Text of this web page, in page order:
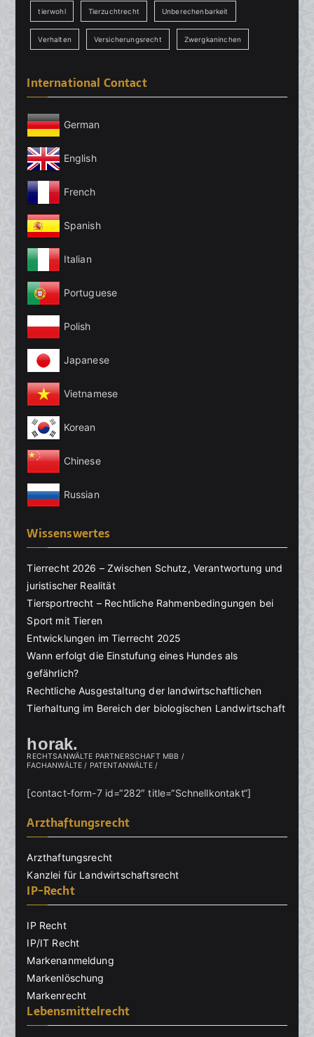
tierwohl Tierzuchtrecht Unberechenbarkeit
Verhalten Versicherungsrecht Zwergkaninchen
International Contact
German
English
French
Spanish
Italian
Portuguese
Polish
Japanese
Vietnamese
Korean
Chinese
Russian
Wissenswertes
Tierrecht 2026 – Zwischen Schutz, Verantwortung und
juristischer Realität
Tiersportrecht – Rechtliche Rahmenbedingungen bei
Sport mit Tieren
Entwicklungen im Tierrecht 2025
Wann erfolgt die Einstufung eines Hundes als
gefährlich?
Rechtliche Ausgestaltung der landwirtschaftlichen
Tierhaltung im Bereich der biologischen Landwirtschaft
horak.
RECHTSANWÄLTE PARTNERSCHAFT MBB /
FACHANWÄLTE / PATENTANWÄLTE /
[contact-form-7 id=“282″ title=“Schnellkontakt“]
Arzthaftungsrecht
Arzthaftungsrecht
Kanzlei für Landwirtschaftsrecht
IP-Recht
IP Recht
IP/IT Recht
Markenanmeldung
Markenlöschung
Markenrecht
Lebensmittelrecht